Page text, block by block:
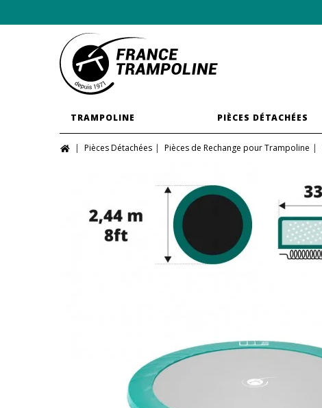
TRAMPOLINE PIÈCES DÉTACHÉES
Pièces Détachées Pièces de Rechange pour Trampoline